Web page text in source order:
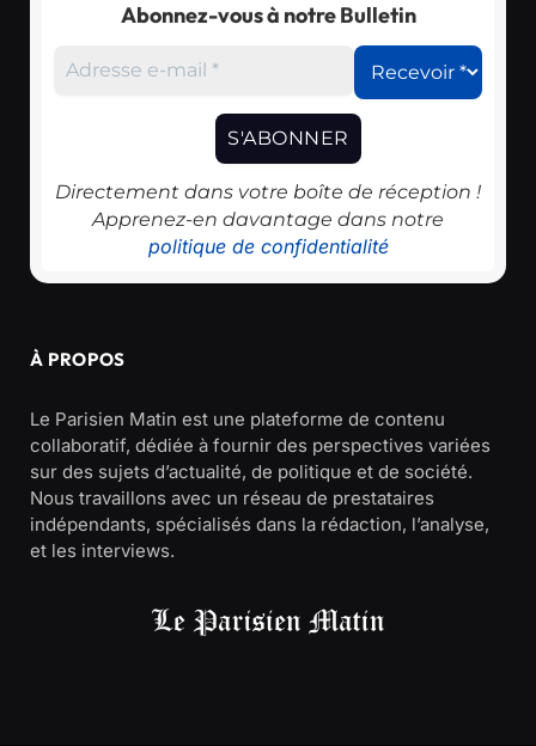
Abonnez-vous à notre Bulletin
Directement dans votre boîte de réception !
Apprenez-en davantage dans notre
politique de confidentialité
À PROPOS
Le Parisien Matin est une plateforme de contenu
collaboratif, dédiée à fournir des perspectives variées
sur des sujets d’actualité, de politique et de société.
Nous travaillons avec un réseau de prestataires
indépendants, spécialisés dans la rédaction, l’analyse,
et les interviews.